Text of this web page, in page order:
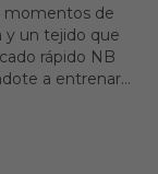
momentos de
y un tejido que
rápido NB
a entrenar
que abraza tu